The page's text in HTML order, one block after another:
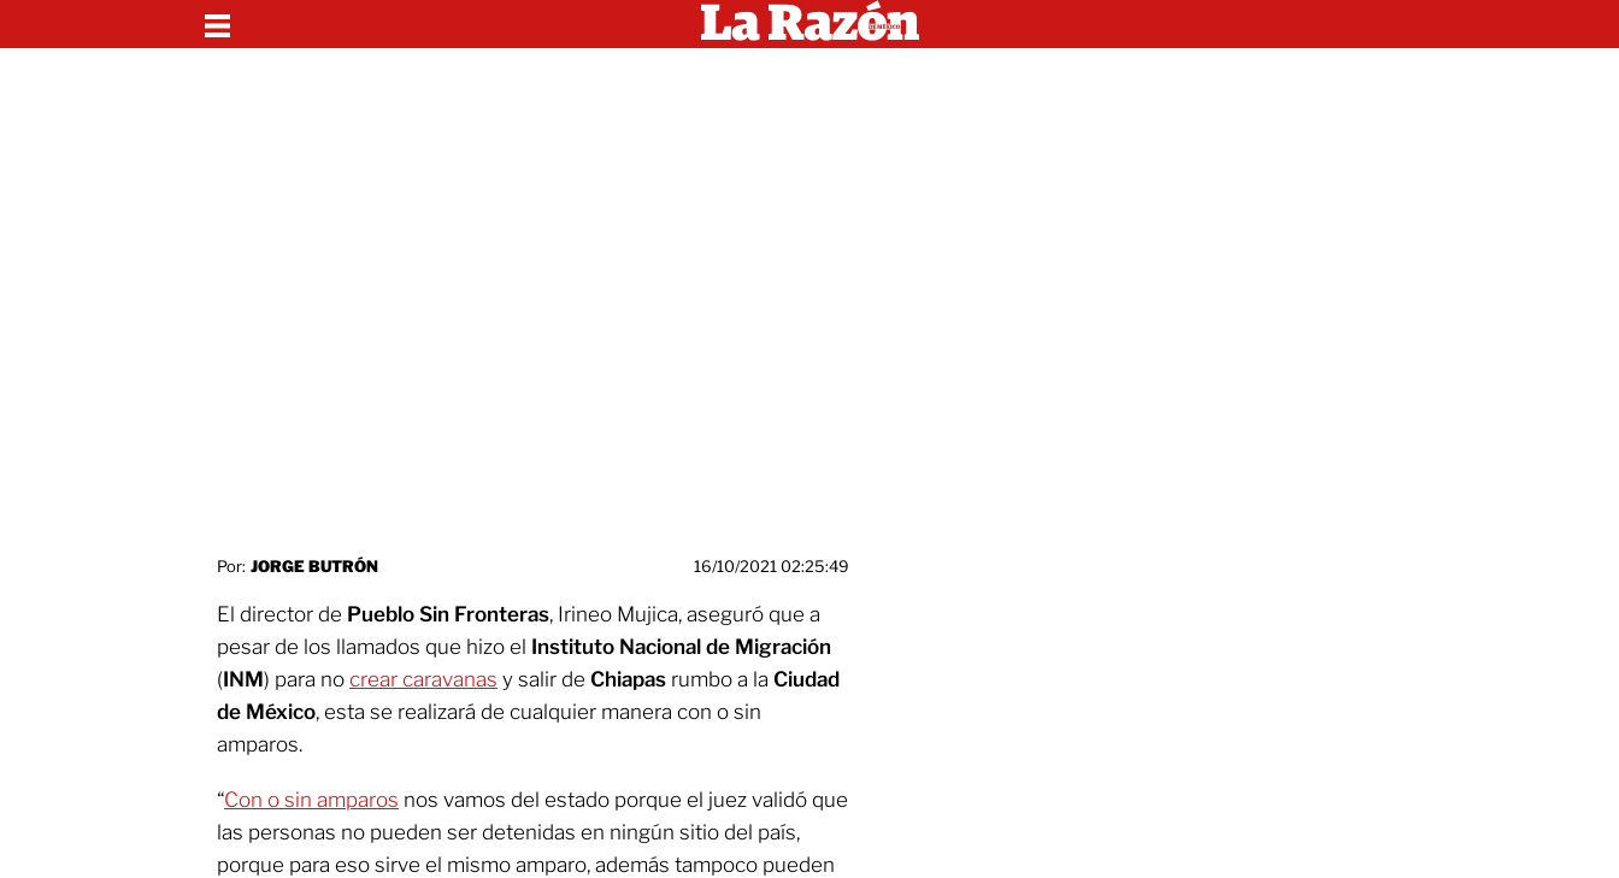
Por: JORGE BUTRÓN 16/10/2021 02:25:49
El director de Pueblo Sin Fronteras, Irineo Mujica, aseguró que a
pesar de los llamados que hizo el Instituto Nacional de Migración
(INM) para no crear caravanas y salir de Chiapas rumbo a la Ciudad
de México, esta se realizará de cualquier manera con o sin
amparos.
“Con o sin amparos nos vamos del estado porque el juez validó que
las personas no pueden ser detenidas en ningún sitio del país,
porque para eso sirve el mismo amparo, además tampoco pueden